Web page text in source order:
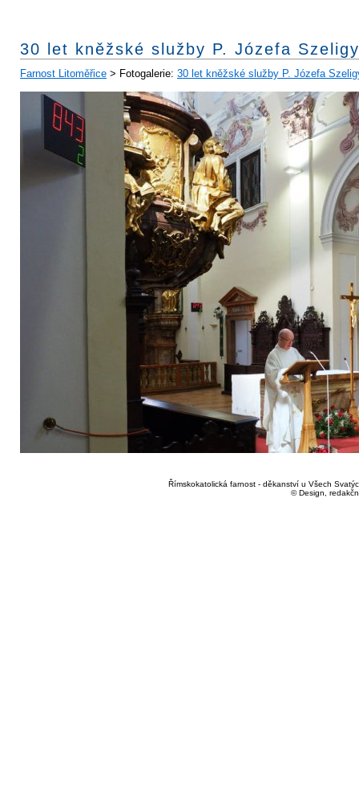
30 let kněžské služby P. Józefa Szeligy
Farnost Litoměřice > Fotogalerie: 30 let kněžské služby P. Józefa
Římskokatolická farnost - děkanství u Všech
© Design,